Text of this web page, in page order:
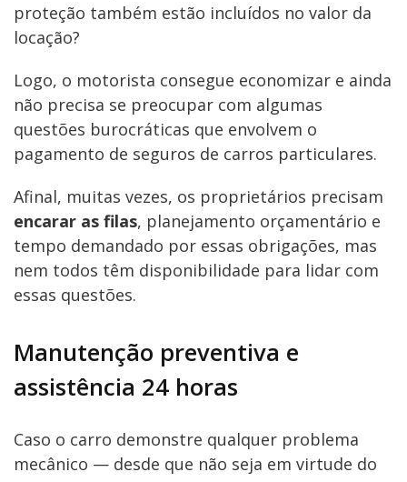
proteção também estão incluídos no valor da
locação?
Logo, o motorista consegue economizar e ainda
não precisa se preocupar com algumas
questões burocráticas que envolvem o
pagamento de seguros de carros particulares.
Afinal, muitas vezes, os proprietários precisam
encarar as filas, planejamento orçamentário e
tempo demandado por essas obrigações, mas
nem todos têm disponibilidade para lidar com
essas questões.
Manutenção preventiva e
assistência 24 horas
Caso o carro demonstre qualquer problema
mecânico — desde que não seja em virtude do